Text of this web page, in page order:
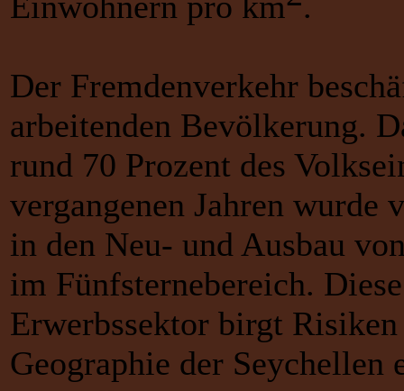
Der Fremdenverkehr
arbeitenden Bevölkerung.
rund 70 Prozent des
vergangenen Jahren
in den Neu- und Ausbau
im Fünfsternebereich.
Erwerbssektor birgt
Geographie der Seychellen